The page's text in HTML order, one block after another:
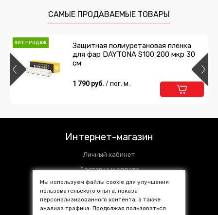
САМЫЕ ПРОДАВАЕМЫЕ ТОВАРЫ
ХИТ ПРОДАЖ
Защитная полиуретановая пленка
для фар DAYTONA S100 200 мкр 30
см
1 790 руб. / пог. м.
Интернет-магазин
Личный кабинет
Доставка и оплата
Установочные центры
Контакты
Мы используем файлы cookie для улучшения
пользовательского опыта, показа
персонализированного контента, а также
анализа трафика. Продолжая пользоваться